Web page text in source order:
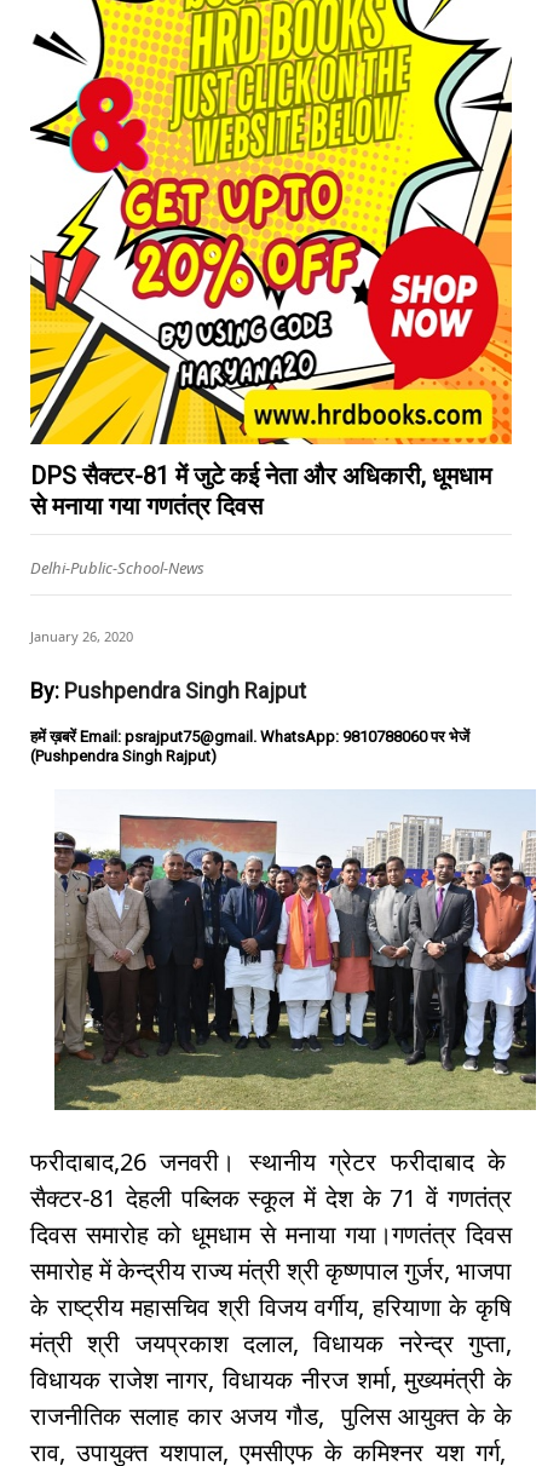
DPS सैक्टर-81 में जुटे कई नेता और अधिकारी, धूमधाम
से मनाया गया गणतंत्र दिवस
Delhi-Public-School-News
January 26, 2020
By: Pushpendra Singh Rajput
हमें ख़बरें Email: psrajput75@gmail. WhatsApp: 9810788060 पर भेजें
(Pushpendra Singh Rajput)
फरीदाबाद,26 जनवरी। स्थानीय ग्रेटर फरीदाबाद के
सैक्टर-81 देहली पब्लिक स्कूल में देश के 71 वें गणतंत्र
दिवस समारोह को धूमधाम से मनाया गया।गणतंत्र दिवस
समारोह में केन्द्रीय राज्य मंत्री श्री कृष्णपाल गुर्जर, भाजपा
के राष्ट्रीय महासचिव श्री विजय वर्गीय, हरियाणा के कृषि
मंत्री श्री जयप्रकाश दलाल, विधायक नरेन्द्र गुप्ता,
विधायक राजेश नागर, विधायक नीरज शर्मा, मुख्यमंत्री के
राजनीतिक सलाह कार अजय गौड, पुलिस आयुक्त के के
राव, उपायुक्त यशपाल, एमसीएफ के कमिश्नर यश गर्ग,